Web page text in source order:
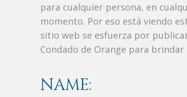
para cualquier persona, en
momento. Por eso está viendo
sitio web se esfuerza por
Condado de Orange para
NAME: